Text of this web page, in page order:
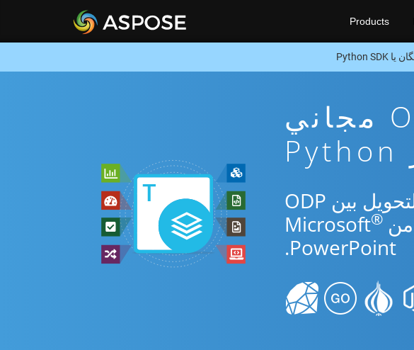
Products
تطبيق تحويل ODP To XAML مجاني
استخدم التطبيق المجاني عبر الإنترنت أو Python SDK للتحويل بين ODP
®
PowerPoint.